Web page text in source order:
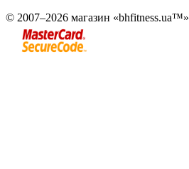
© 2007–2026 магазин «bhfitness.ua™»